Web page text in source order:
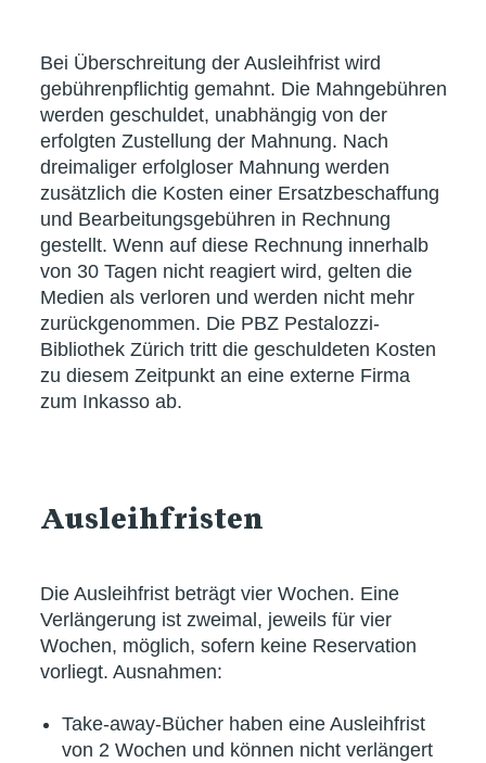
Bei Überschreitung der Ausleihfrist wird
gebührenpflichtig gemahnt. Die Mahngebühren
werden geschuldet, unabhängig von der
erfolgten Zustellung der Mahnung. Nach
dreimaliger erfolgloser Mahnung werden
zusätzlich die Kosten einer Ersatzbeschaffung
und Bearbeitungsgebühren in Rechnung
gestellt. Wenn auf diese Rechnung innerhalb
von 30 Tagen nicht reagiert wird, gelten die
Medien als verloren und werden nicht mehr
zurückgenommen. Die PBZ Pestalozzi-
Bibliothek Zürich tritt die geschuldeten Kosten
zu diesem Zeitpunkt an eine externe Firma
zum Inkasso ab.
Ausleihfristen
Die Ausleihfrist beträgt vier Wochen. Eine
Verlängerung ist zweimal, jeweils für vier
Wochen, möglich, sofern keine Reservation
vorliegt. Ausnahmen:
Take-away-Bücher haben eine Ausleihfrist
von 2 Wochen und können nicht verlängert